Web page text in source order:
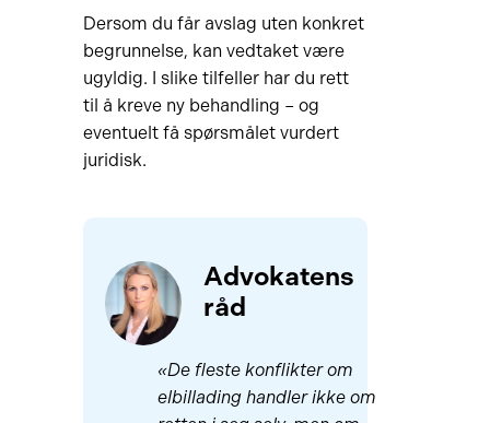
Dersom du får avslag uten konkret
begrunnelse, kan vedtaket være
ugyldig. I slike tilfeller har du rett
til å kreve ny behandling – og
eventuelt få spørsmålet vurdert
juridisk.
Advokatens
råd
«De fleste konflikter om
elbillading handler ikke om